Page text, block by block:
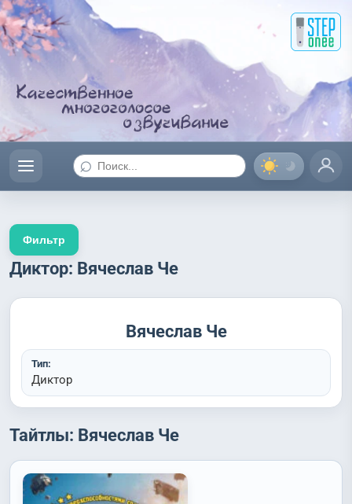
⌕
Диктор: Вячеслав Че
Вячеслав Че
Тип:
Диктор
Тайтлы: Вячеслав Че
Фильтр